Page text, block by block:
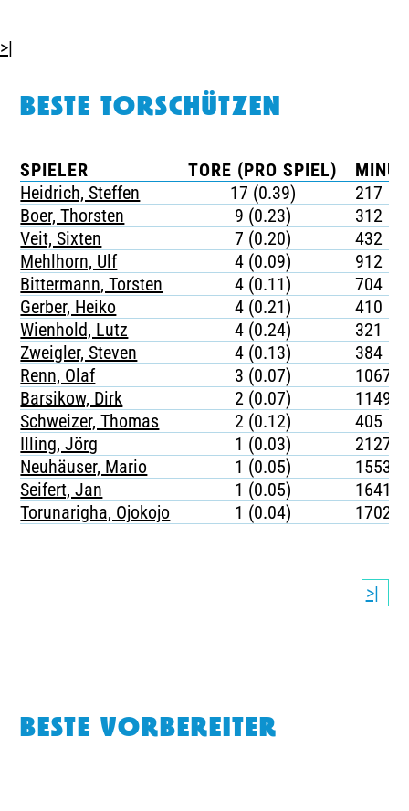
>|
BESTE TORSCHÜTZEN
SPIELER TORE (PRO SPIEL)
Heidrich, Steffen
17 (0.39)
217
Boer, Thorsten
9 (0.23)
312
Veit, Sixten
7 (0.20)
432
Mehlhorn, Ulf
4 (0.09)
912
Bittermann, Torsten
4 (0.11)
704
Gerber, Heiko
4 (0.21)
410
Wienhold, Lutz
4 (0.24)
321
Zweigler, Steven
4 (0.13)
384
Renn, Olaf
3 (0.07)
1067
Barsikow, Dirk
2 (0.07)
1149
Schweizer, Thomas
2 (0.12)
405
Illing, Jörg
1 (0.03)
2127
Neuhäuser, Mario
1 (0.05)
1553
Seifert, Jan
1 (0.05)
1641
Torunarigha, Ojokojo
1 (0.04) 1702
>|
BESTE VORBEREITER